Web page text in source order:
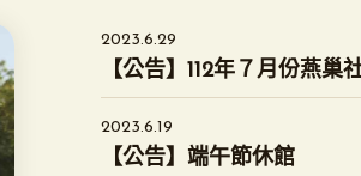
2023.6.29
【公告】112年７月份燕巢
2023.6.19
【公告】端午節休館